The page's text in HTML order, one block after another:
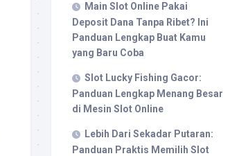
Main Slot Online Pakai
Deposit Dana Tanpa Ribet? Ini
Panduan Lengkap Buat Kamu
yang Baru Coba
Slot Lucky Fishing Gacor:
Panduan Lengkap Menang Besar
di Mesin Slot Online
Lebih Dari Sekadar Putaran:
Panduan Praktis Memilih Slot